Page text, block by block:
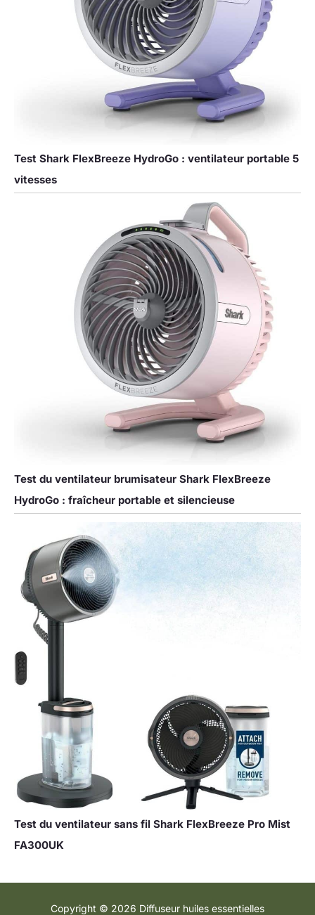
Test Shark FlexBreeze HydroGo : ventilateur portable 5
vitesses
Test du ventilateur brumisateur Shark FlexBreeze
HydroGo : fraîcheur portable et silencieuse
Test du ventilateur sans fil Shark FlexBreeze Pro Mist
FA300UK
Copyright © 2026 Diffuseur huiles essentielles